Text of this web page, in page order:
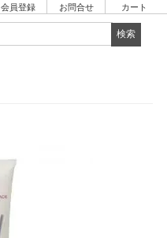
会員登録 お問合せ カート